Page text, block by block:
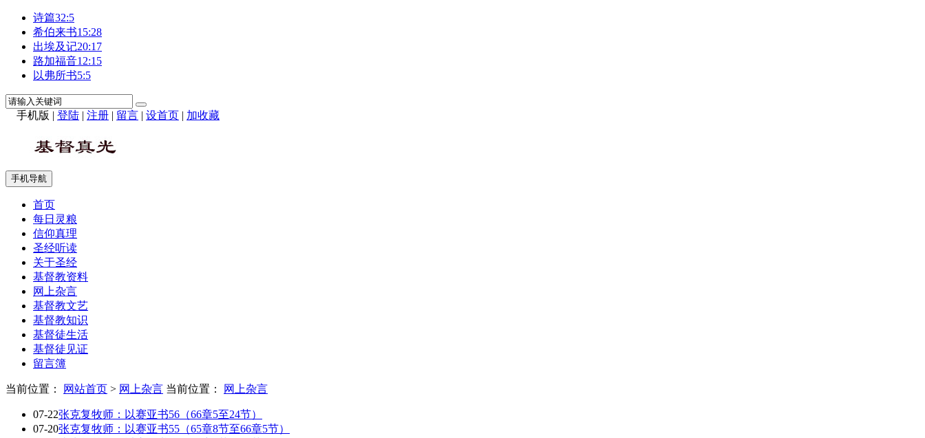
诗篇32:5
希伯来书15:28
出埃及记20:17
路加福音12:15
以弗所书5:5
手机版 | 登陆 | 注册 | 留言 | 设首页 | 加收藏
手机导航
首页
每日灵粮
信仰真理
圣经听读
关于圣经
基督教资料
网上杂言
基督教文艺
基督教知识
基督徒生活
基督徒见证
留言簿
当前位置： 网站首页 > 网上杂言 当前位置： 网上杂言
07-22张克复牧师：以赛亚书56（66章5至24节）
07-20张克复牧师：以赛亚书55（65章8节至66章5节）